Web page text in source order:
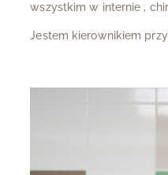
wszystkim w internie ,
Jestem kierownikiem